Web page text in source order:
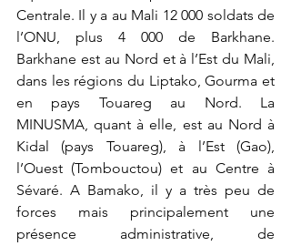
Centrale. Il y a au Mali 12 000 soldats de
l’ONU, plus 4 000 de Barkhane.
Barkhane est au Nord et à l’Est du Mali,
dans les régions du Liptako, Gourma et
en pays Touareg au Nord. La
MINUSMA, quant à elle, est au Nord à
Kidal (pays Touareg), à l’Est (Gao),
l’Ouest (Tombouctou) et au Centre à
Sévaré. A Bamako, il y a très peu de
forces mais principalement une
présence administrative, de